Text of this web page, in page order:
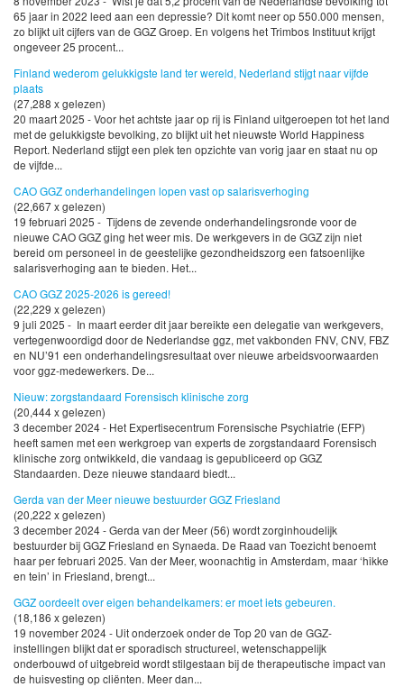
65 jaar in 2022 leed aan een depressie? Dit komt neer op 550.000 mensen,
zo blijkt uit cijfers van de GGZ Groep. En volgens het Trimbos Instituut krijgt
ongeveer 25 procent...
Finland wederom gelukkigste land ter wereld, Nederland stijgt naar vijfde
plaats
(27,288 x gelezen)
20 maart 2025 - Voor het achtste jaar op rij is Finland uitgeroepen tot het land
met de gelukkigste bevolking, zo blijkt uit het nieuwste World Happiness
Report. Nederland stijgt een plek ten opzichte van vorig jaar en staat nu op
de vijfde...
CAO GGZ onderhandelingen lopen vast op salarisverhoging
(22,667 x gelezen)
19 februari 2025 - Tijdens de zevende onderhandelingsronde voor de
nieuwe CAO GGZ ging het weer mis. De werkgevers in de GGZ zijn niet
bereid om personeel in de geestelijke gezondheidszorg een fatsoenlijke
salarisverhoging aan te bieden. Het...
CAO GGZ 2025-2026 is gereed!
(22,229 x gelezen)
9 juli 2025 - In maart eerder dit jaar bereikte een delegatie van werkgevers,
vertegenwoordigd door de Nederlandse ggz, met vakbonden FNV, CNV, FBZ
en NU’91 een onderhandelingsresultaat over nieuwe arbeidsvoorwaarden
voor ggz-medewerkers. De...
Nieuw: zorgstandaard Forensisch klinische zorg
(20,444 x gelezen)
3 december 2024 - Het Expertisecentrum Forensische Psychiatrie (EFP)
heeft samen met een werkgroep van experts de zorgstandaard Forensisch
klinische zorg ontwikkeld, die vandaag is gepubliceerd op GGZ
Standaarden. Deze nieuwe standaard biedt...
Gerda van der Meer nieuwe bestuurder GGZ Friesland
(20,222 x gelezen)
3 december 2024 - Gerda van der Meer (56) wordt zorginhoudelijk
bestuurder bij GGZ Friesland en Synaeda. De Raad van Toezicht benoemt
haar per februari 2025. Van der Meer, woonachtig in Amsterdam, maar ‘hikke
en tein’ in Friesland, brengt...
GGZ oordeelt over eigen behandelkamers: er moet iets gebeuren.
(18,186 x gelezen)
19 november 2024 - Uit onderzoek onder de Top 20 van de GGZ-
instellingen blijkt dat er sporadisch structureel, wetenschappelijk
onderbouwd of uitgebreid wordt stilgestaan bij de therapeutische impact van
de huisvesting op cliënten. Meer dan...